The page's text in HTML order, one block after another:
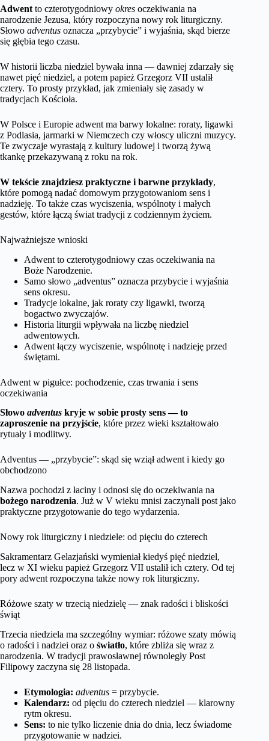
Adwent to czterotygodniowy okres oczekiwania na
narodzenie Jezusa, który rozpoczyna nowy rok liturgiczny.
Słowo adventus oznacza „przybycie” i wyjaśnia, skąd bierze
się głębia tego czasu.
W historii liczba niedziel bywała inna — dawniej zdarzały się
nawet pięć niedziel, a potem papież Grzegorz VII ustalił
cztery. To prosty przykład, jak zmieniały się zasady w
tradycjach Kościoła.
W Polsce i Europie adwent ma barwy lokalne: roraty, ligawki
z Podlasia, jarmarki w Niemczech czy włoscy uliczni muzycy.
Te zwyczaje wyrastają z kultury ludowej i tworzą żywą
tkankę przekazywaną z roku na rok.
W tekście znajdziesz praktyczne i barwne przykłady,
które pomogą nadać domowym przygotowaniom sens i
nadzieję. To także czas wyciszenia, wspólnoty i małych
gestów, które łączą świat tradycji z codziennym życiem.
Najważniejsze wnioski
Adwent to czterotygodniowy czas oczekiwania na
Boże Narodzenie.
Samo słowo „adventus” oznacza przybycie i wyjaśnia
sens okresu.
Tradycje lokalne, jak roraty czy ligawki, tworzą
bogactwo zwyczajów.
Historia liturgii wpływała na liczbę niedziel
adwentowych.
Adwent łączy wyciszenie, wspólnotę i nadzieję przed
świętami.
Adwent w pigułce: pochodzenie, czas trwania i sens
oczekiwania
Słowo adventus kryje w sobie prosty sens — to
zaproszenie na przyjście, które przez wieki kształtowało
rytuały i modlitwy.
Adventus — „przybycie”: skąd się wziął adwent i kiedy go
obchodzono
Nazwa pochodzi z łaciny i odnosi się do oczekiwania na
bożego narodzenia. Już w V wieku mnisi zaczynali post jako
praktyczne przygotowanie do tego wydarzenia.
Nowy rok liturgiczny i niedziele: od pięciu do czterech
Sakramentarz Gelazjański wymieniał kiedyś pięć niedziel,
lecz w XI wieku papież Grzegorz VII ustalił ich cztery. Od tej
pory adwent rozpoczyna także nowy rok liturgiczny.
Różowe szaty w trzecią niedzielę — znak radości i bliskości
świąt
Trzecia niedziela ma szczególny wymiar: różowe szaty mówią
o radości i nadziei oraz o światło, które zbliża się wraz z
narodzenia. W tradycji prawosławnej równoległy Post
Filipowy zaczyna się 28 listopada.
Etymologia: adventus = przybycie.
Kalendarz: od pięciu do czterech niedziel — klarowny
rytm okresu.
Sens: to nie tylko liczenie dnia do dnia, lecz świadome
przygotowanie w nadziei.